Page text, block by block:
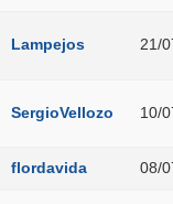
Lampejos 21/
SergioVellozo 10/
flordavida 08/